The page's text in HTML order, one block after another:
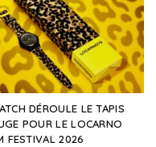
DÉROULE LE TAPIS
POUR LE LOCARNO
FESTIVAL 2026